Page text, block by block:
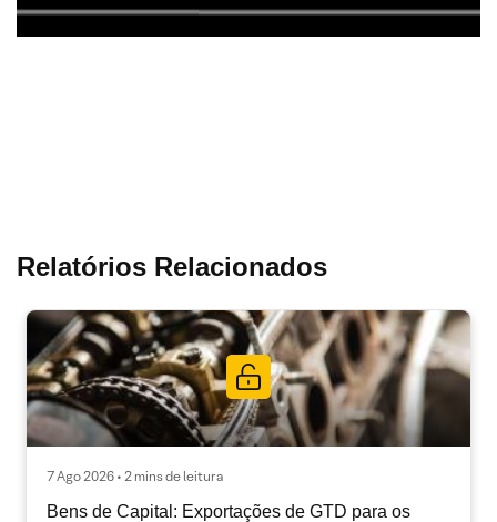
Relatórios Relacionados
7 Ago 2026 • 2 mins de leitura
Bens de Capital: Exportações de GTD para os